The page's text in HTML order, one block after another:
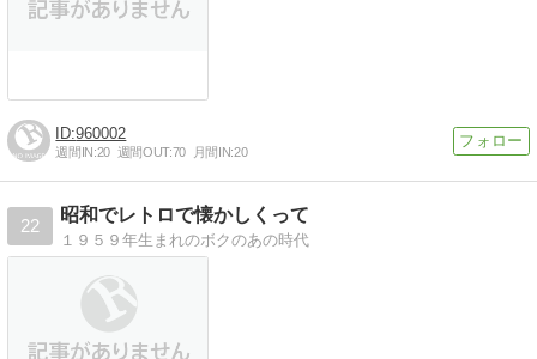
960002
週間IN:20 週間OUT:70 月間IN:20
22
昭和でレトロで懐かしくって
１９５９年生まれのボクのあの時代